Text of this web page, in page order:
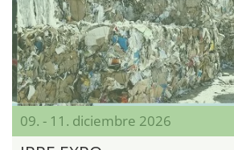
09. - 11. diciembre 2026